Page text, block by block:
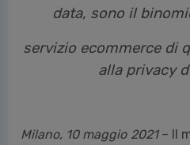
data, sono il
servizio ecommerce di
alla privacy
Milano, 10 maggio 2021– Il